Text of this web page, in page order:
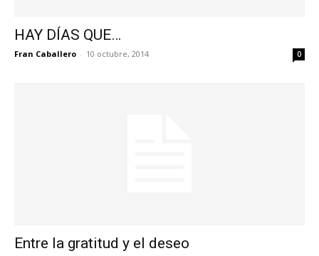
HAY DÍAS QUE…
Fran Caballero - 10 octubre, 2014 0
Entre la gratitud y el deseo